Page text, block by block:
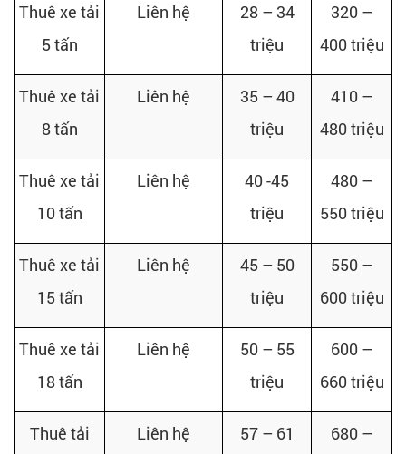
Thuê xe tải
5 tấn
Liên hệ
28 – 34
triệu
320 –
400 triệu
Thuê xe tải
8 tấn
Liên hệ
35 – 40
triệu
410 –
480 triệu
Thuê xe tải
10 tấn
Liên hệ
40 -45
triệu
480 –
550 triệu
Thuê xe tải
15 tấn
Liên hệ
45 – 50
triệu
550 –
600 triệu
Thuê xe tải
18 tấn
Liên hệ
50 – 55
triệu
600 –
660 triệu
Thuê tải
Liên hệ
57 – 61
680 –